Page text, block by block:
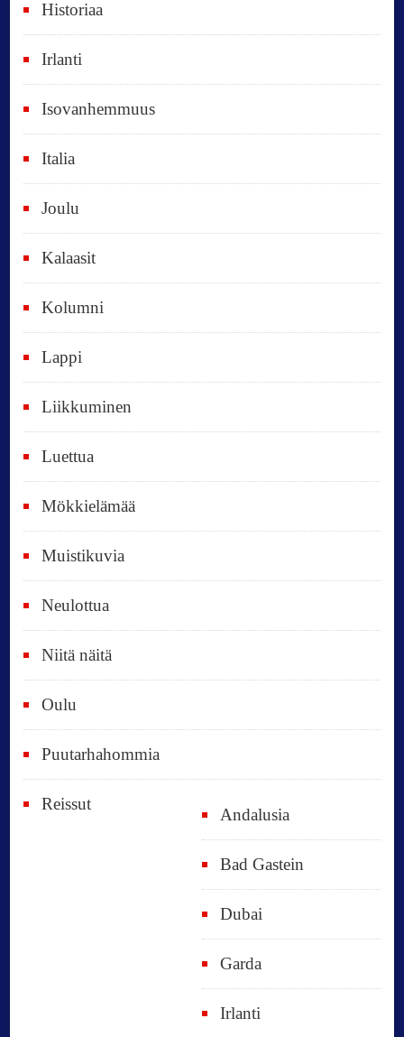
u
o
e
t
,
i
k
i
p
ä
ä
t
Historiaa
Irlanti
Isovanhemmuus
Italia
Joulu
Kalaasit
Kolumni
Lappi
Liikkuminen
Luettua
Mökkielämää
Muistikuvia
Neulottua
Niitä näitä
Oulu
Puutarhahommia
Reissut
Andalusia
Bad Gastein
Dubai
Garda
Irlanti